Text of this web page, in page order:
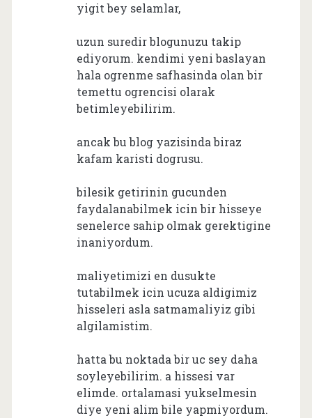
yigit bey selamlar,
uzun suredir blogunuzu takip
ediyorum. kendimi yeni baslayan
hala ogrenme safhasinda olan bir
temettu ogrencisi olarak
betimleyebilirim.
ancak bu blog yazisinda biraz
kafam karisti dogrusu.
bilesik getirinin gucunden
faydalanabilmek icin bir hisseye
senelerce sahip olmak gerektigine
inaniyordum.
maliyetimizi en dusukte
tutabilmek icin ucuza aldigimiz
hisseleri asla satmamaliyiz gibi
algilamistim.
hatta bu noktada bir uc sey daha
soyleyebilirim. a hissesi var
elimde. ortalamasi yukselmesin
diye yeni alim bile yapmiyordum.